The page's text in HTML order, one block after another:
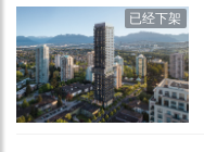
Choose view
Map view
已经下架